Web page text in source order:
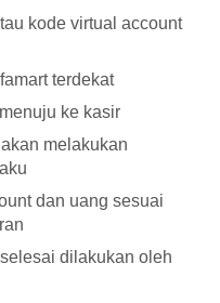
kode virtual account
terdekat
ke kasir
melakukan
dan uang sesuai
dilakukan oleh